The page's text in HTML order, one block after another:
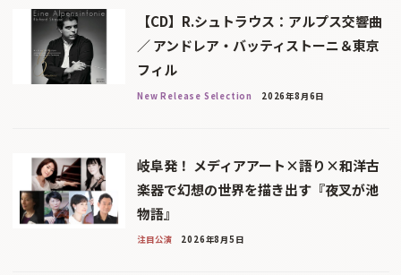
【CD】R.シュトラウス：アルプス交響曲
／ アンドレア・バッティストーニ＆東京
フィル
New Release Selection 2026年8月6日
岐阜発！ メディアアート×語り×和洋古
楽器で幻想の世界を描き出す『夜叉が池
物語』
注目公演 2026年8月5日